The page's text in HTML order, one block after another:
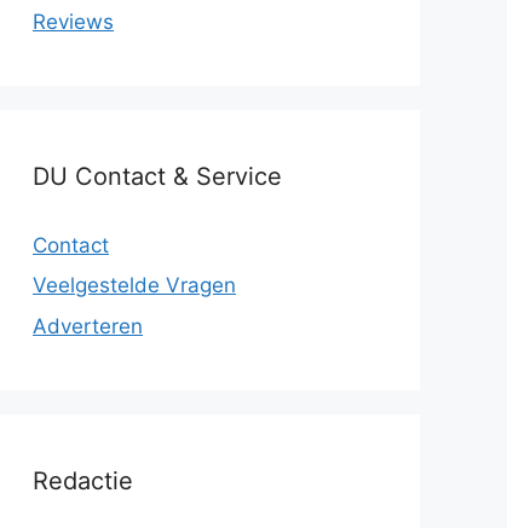
Reviews
DU Contact & Service
Contact
Veelgestelde Vragen
Adverteren
Redactie